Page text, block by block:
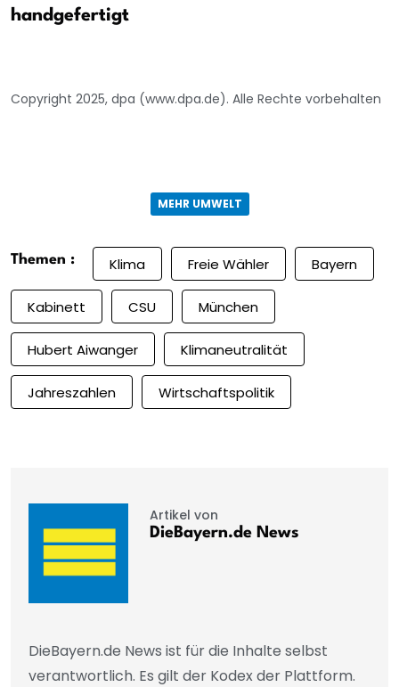
handgefertigt
Copyright 2025, dpa (www.dpa.de). Alle Rechte vorbehalten
MEHR UMWELT
Themen : Klima Freie Wähler Bayern
Kabinett CSU München
Hubert Aiwanger Klimaneutralität
Jahreszahlen Wirtschaftspolitik
Artikel von
DieBayern.de News
DieBayern.de News ist für die Inhalte selbst
verantwortlich. Es gilt der Kodex der Plattform.